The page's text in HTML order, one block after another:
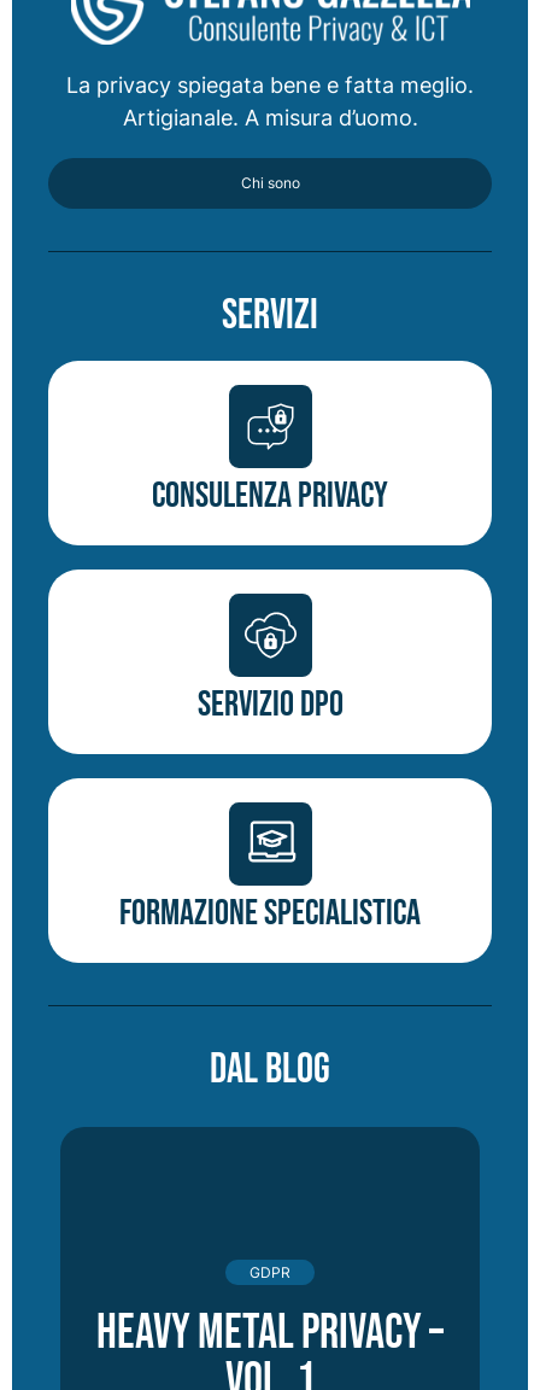
La privacy spiegata bene e fatta meglio.
Artigianale. A misura d’uomo.
Chi sono
Servizi
Consulenza Privacy
Servizio DPO
Formazione specialistica
DAL BLOG
GDPR
Heavy Metal Privacy –